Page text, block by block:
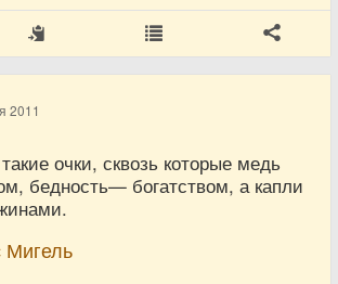
2011
очки, сквозь которые медь
бедность— богатством, а капли
Мигель